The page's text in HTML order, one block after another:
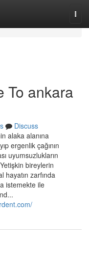
To ankara
Discuss
alaka alanına
ergenlik çağının
uyumsuzlukların
bireylerin
zarfında
istemekte ile